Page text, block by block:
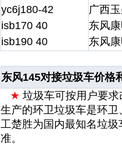
yc6j180-42
isb170 40
isb190 40
广西
东风
东风
东风145对接垃圾车价格
★ 垃圾车可按用户要
生产的环卫垃圾车是环卫
工楚胜为国内最知名垃圾
准。